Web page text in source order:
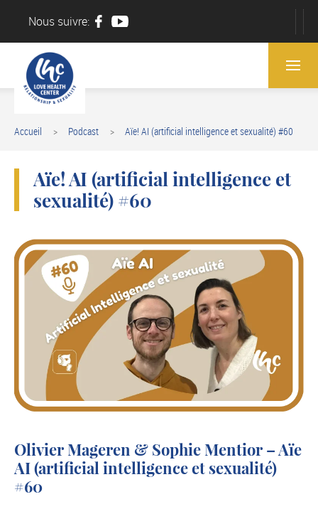
Nous suivre:
Accueil Podcast Aïe! AI (artificial intelligence et sexualité) #60
Aïe! AI (artificial intelligence et
sexualité) #60
Olivier Mageren & Sophie Mentior – Aïe
AI (artificial intelligence et sexualité)
#60